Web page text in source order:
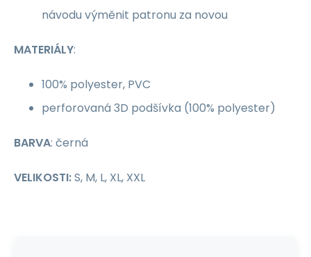
návodu výměnit patronu za novou
MATERIÁLY:
100% polyester, PVC
perforovaná 3D podšívka (100% polyester)
BARVA: černá
VELIKOSTI:S, M, L, XL, XXL